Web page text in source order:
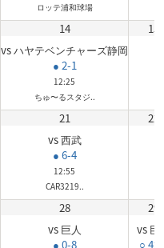
ロッテ浦和球場
14
vs ハヤテベンチャーズ静岡
● 2-1
12:25
ちゅ〜るスタジ..
15
21
vs 西武
● 6-4
12:55
CAR3219..
22
28
vs 巨人
● 0-8
29
vs 巨
○